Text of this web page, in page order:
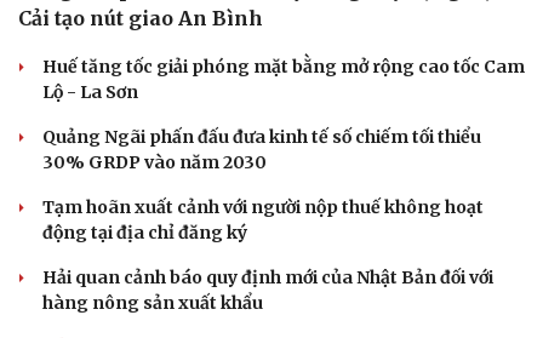
Cải tạo nút giao An Bình
Huế tăng tốc giải phóng mặt bằng mở rộng cao tốc Cam
Lộ - La Sơn
Quảng Ngãi phấn đấu đưa kinh tế số chiếm tối thiểu
30% GRDP vào năm 2030
Tạm hoãn xuất cảnh với người nộp thuế không hoạt
động tại địa chỉ đăng ký
Hải quan cảnh báo quy định mới của Nhật Bản đối với
hàng nông sản xuất khẩu